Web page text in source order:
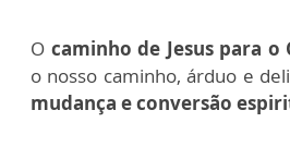
O caminho de Jesus para o
o nosso caminho, árduo e
mudança e conversão